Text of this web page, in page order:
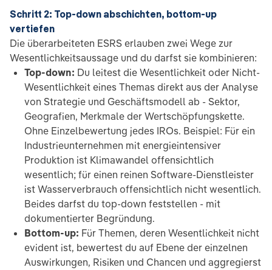
Schritt 2: Top-down abschichten, bottom-up
vertiefen
Die überarbeiteten ESRS erlauben zwei Wege zur
Wesentlichkeitsaussage und du darfst sie kombinieren:
Top-down: Du leitest die Wesentlichkeit oder Nicht-
Wesentlichkeit eines Themas direkt aus der Analyse
von Strategie und Geschäftsmodell ab - Sektor,
Geografien, Merkmale der Wertschöpfungskette.
Ohne Einzelbewertung jedes IROs. Beispiel: Für ein
Industrieunternehmen mit energieintensiver
Produktion ist Klimawandel offensichtlich
wesentlich; für einen reinen Software-Dienstleister
ist Wasserverbrauch offensichtlich nicht wesentlich.
Beides darfst du top-down feststellen - mit
dokumentierter Begründung.
Bottom-up: Für Themen, deren Wesentlichkeit nicht
evident ist, bewertest du auf Ebene der einzelnen
Auswirkungen, Risiken und Chancen und aggregierst